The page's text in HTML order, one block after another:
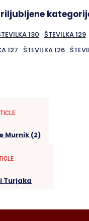
130 ŠTEVILKA 129
127 ŠTEVILKA 126
Murnik (2)
Turjaka